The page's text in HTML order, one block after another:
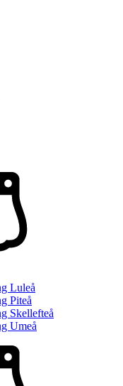
Luleå
Piteå
Skellefteå
Umeå